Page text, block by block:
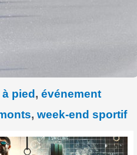
pied , événement
, week-end sportif